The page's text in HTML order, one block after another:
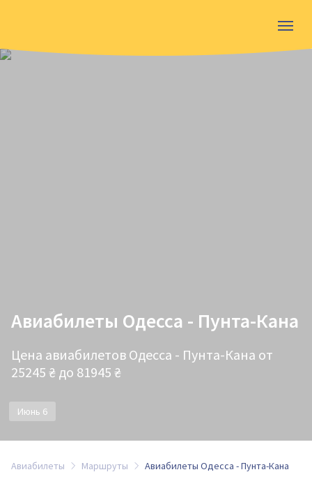
Авиабилеты Одесса - Пунта-Кана
Цена авиабилетов Одесса - Пунта-Кана от
25245 ₴ до 81945 ₴
Июнь 6
Авиабилеты Маршруты Авиабилеты Одесса - Пунта-Кана